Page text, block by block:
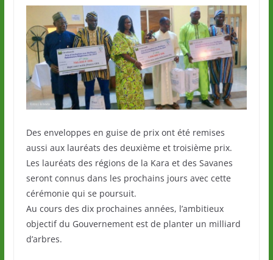
Des enveloppes en guise de prix ont été remises
aussi aux lauréats des deuxième et troisième prix.
Les lauréats des régions de la Kara et des Savanes
seront connus dans les prochains jours avec cette
cérémonie qui se poursuit.
Au cours des dix prochaines années, l’ambitieux
objectif du Gouvernement est de planter un milliard
d’arbres.